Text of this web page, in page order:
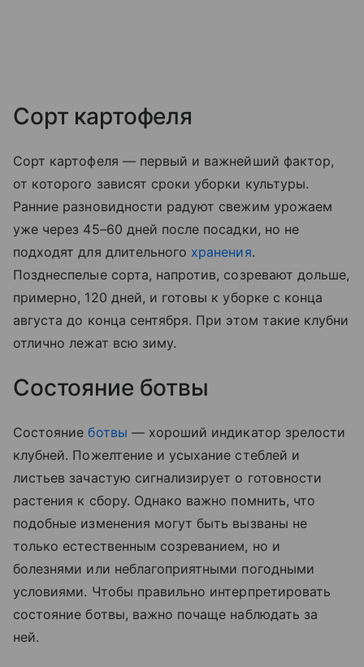
Сорт картофеля
Сорт картофеля — первый и важнейший фактор,
от которого зависят сроки уборки культуры.
Ранние разновидности радуют свежим урожаем
уже через 45–60 дней после посадки, но не
подходят для длительного хранения.
Позднеспелые сорта, напротив, созревают дольше,
примерно, 120 дней, и готовы к уборке с конца
августа до конца сентября. При этом такие клубни
отлично лежат всю зиму.
Состояние ботвы
Состояниеботвы — хороший индикатор зрелости
клубней. Пожелтение и усыхание стеблей и
листьев зачастую сигнализирует о готовности
растения к сбору. Однако важно помнить, что
подобные изменения могут быть вызваны не
только естественным созреванием, но и
болезнями или неблагоприятными погодными
условиями. Чтобы правильно интерпретировать
состояние ботвы, важно почаще наблюдать за
ней.